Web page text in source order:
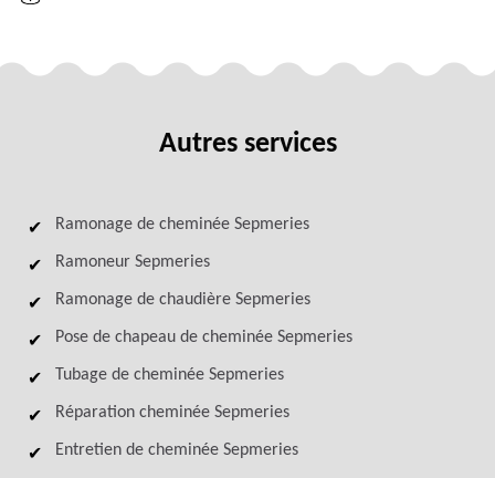
Autres services
Ramonage de cheminée Sepmeries
Ramoneur Sepmeries
Ramonage de chaudière Sepmeries
Pose de chapeau de cheminée Sepmeries
Tubage de cheminée Sepmeries
Réparation cheminée Sepmeries
Entretien de cheminée Sepmeries